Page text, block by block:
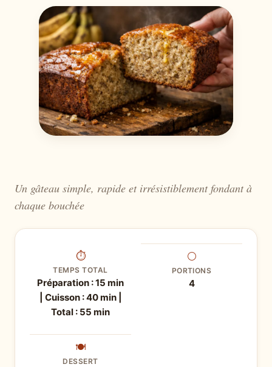
Un gâteau simple, rapide et irrésistiblement fondant à
chaque bouchée
⏱
TEMPS TOTAL
Préparation : 15 min
| Cuisson : 40 min |
Total : 55 min
⚪
PORTIONS
4
🍽
DESSERT